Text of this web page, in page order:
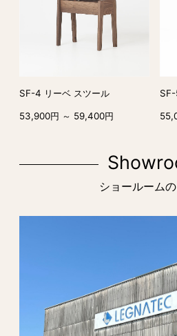
SF-4 リーベ スツール
53,900円 ～ 59,400円
SF-
ショールーム